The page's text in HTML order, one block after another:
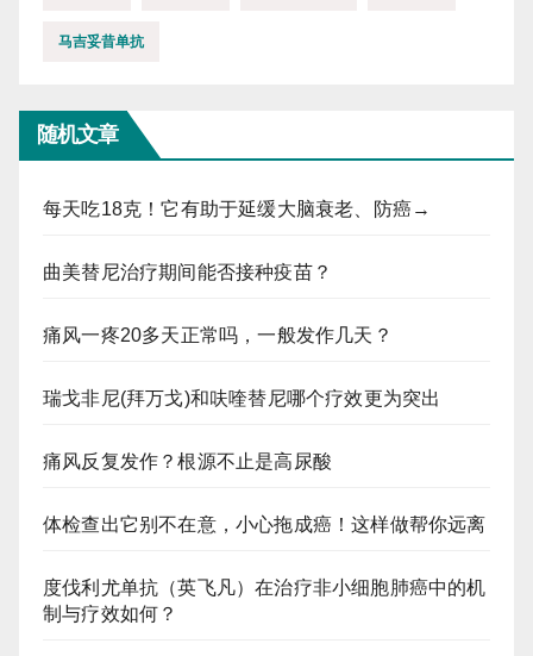
马吉妥昔单抗
随机文章
每天吃18克！它有助于延缓大脑衰老、防癌→
曲美替尼治疗期间能否接种疫苗？
痛风一疼20多天正常吗，一般发作几天？
瑞戈非尼(拜万戈)和呋喹替尼哪个疗效更为突出
痛风反复发作？根源不止是高尿酸
体检查出它别不在意，小心拖成癌！这样做帮你远离
度伐利尤单抗（英飞凡）在治疗非小细胞肺癌中的机
制与疗效如何？